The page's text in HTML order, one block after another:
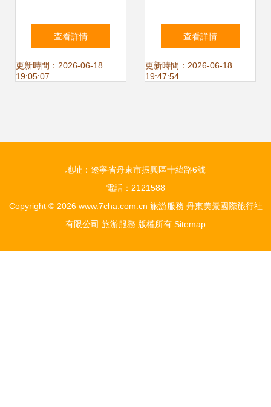
四日游船（天龍
號）深度體驗
查看詳情
更新時間：2026-06-18
19:05:07
去處 集體別墅派對
全攻略
查看詳情
更新時間：2026-06-18
19:47:54
地址：遼寧省丹東市振興區十緯路6號
電話：2121588
Copyright © 2026 www.7cha.com.cn 旅游服務 丹東美景國際旅行社
有限公司 旅游服務 版權所有 Sitemap